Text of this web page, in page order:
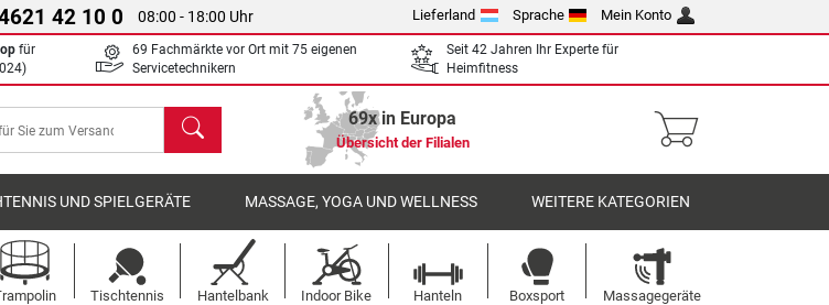
42 10 0 08:00 - 18:00 Uhr Lieferland Sprache Mein Konto
für
69 Fachmärkte vor Ort mit 75 eigenen
Servicetechnikern
Seit 42 Jahren Ihr Experte für
Heimfitness
Suchen 69x in Europa
Übersicht der Filialen
UND SPIELGERÄTE MASSAGE, YOGA UND WELLNESS WEITERE KATEGORIEN
Tischtennis Hantelbank Indoor Bike Hanteln Boxsport Massagegeräte